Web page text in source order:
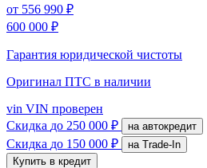
от 556 990 ₽
600 000 ₽
Гарантия юридической чистоты
Оригинал ПТС в наличии
vin VIN проверен
Скидка до 250 000 ₽ на автокредит
Скидка до 150 000 ₽
на Trade-In
Купить в кредит